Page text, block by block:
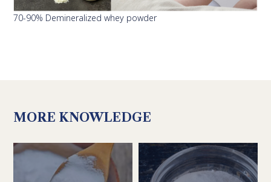
70-90% Demineralized whey powder
MORE KNOWLEDGE